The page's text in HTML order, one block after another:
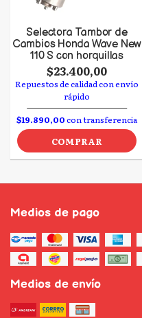
Selectora Tambor de
Cambios Honda Wave New
110 S con horquillas
$23.400,00
Repuestos de calidad con envío
rápido
$19.890,00con transferencia
COMPRAR
Medios de pago
Medios de envío